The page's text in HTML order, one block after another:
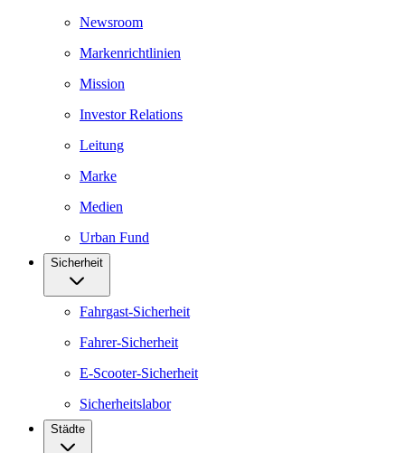
Newsroom
Markenrichtlinien
Mission
Investor Relations
Leitung
Marke
Medien
Urban Fund
Sicherheit
Fahrgast-Sicherheit
Fahrer-Sicherheit
E-Scooter-Sicherheit
Sicherheitslabor
Städte